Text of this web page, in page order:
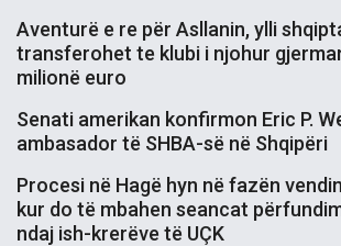
Aventurë e re për Asllanin, ylli
transferohet te klubi i njohur
milionë euro
Senati amerikan konfirmon Eric P.
ambasador të SHBA-së në Shqipëri
Procesi në Hagë hyn në fazën
kur do të mbahen seancat
ndaj ish-krerëve të UÇK